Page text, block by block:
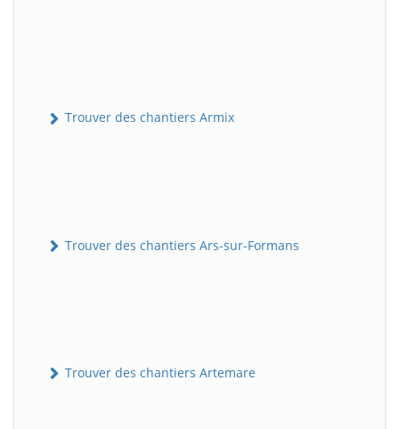
Trouver des chantiers Armix
Trouver des chantiers Ars-sur-Formans
Trouver des chantiers Artemare